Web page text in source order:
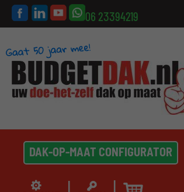
06 23394219
DAK-OP-MAAT CONFIGURATOR